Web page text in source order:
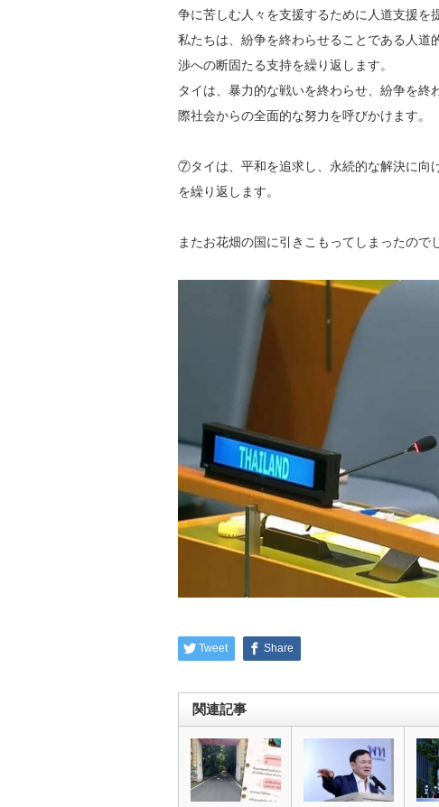
争に苦しむ人々を支援するために人道支援を
私たちは、紛争を終わらせることである人
渉への断固たる支持を繰り返します。
タイは、暴力的な戦いを終わらせ、紛争を
際社会からの全面的な努力を呼びかけます。
⑦タイは、平和を追求し、永続的な解決に向
を繰り返します。
またお花畑の国に引きこもってしまったので
Tweet Share
関連記事